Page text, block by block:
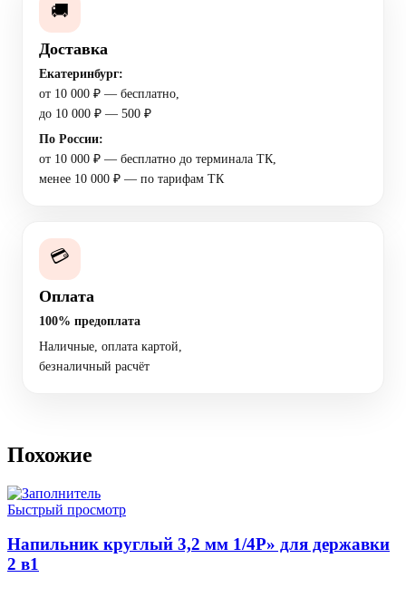
🚚
Доставка
Екатеринбург:
от 10 000 ₽ — бесплатно,
до 10 000 ₽ — 500 ₽
По России:
от 10 000 ₽ — бесплатно до терминала ТК,
менее 10 000 ₽ — по тарифам ТК
💳
Оплата
100% предоплата
Наличные, оплата картой,
безналичный расчёт
Похожие
Быстрый просмотр
Напильник круглый 3,2 мм 1/4Р» для державки
2 в1